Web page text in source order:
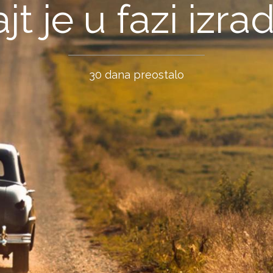
je u fazi
30 dana preostalo